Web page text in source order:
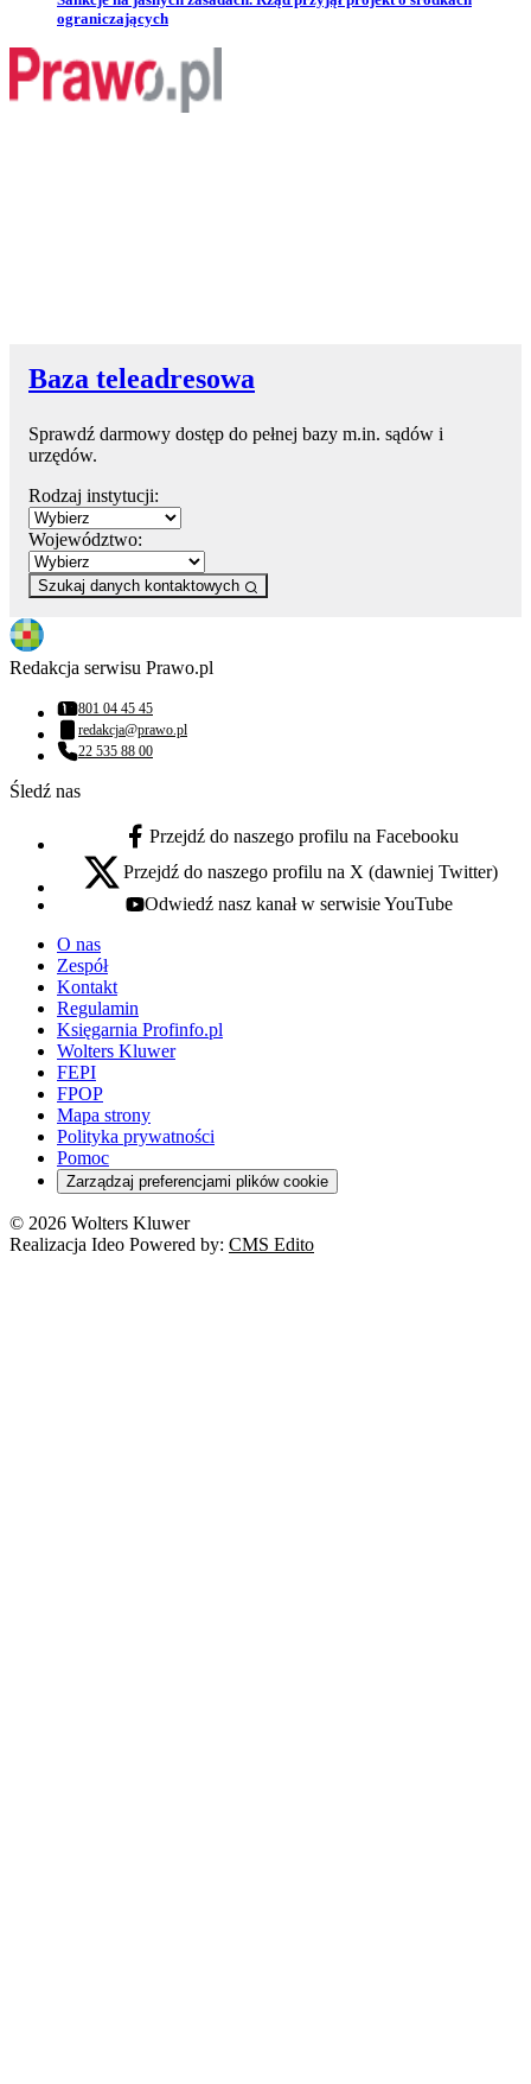
ograniczających
Baza teleadresowa
Sprawdź darmowy dostęp do pełnej bazy m.in. sądów i
urzędów.
Rodzaj instytucji:
Województwo:
Szukaj danych kontaktowych
Redakcja serwisu Prawo.pl
Numer telefonu:
801 04 45 45
Adres email:
redakcja@prawo.pl
Numer telefonu:
22 535 88 00
Śledź nas
facebook - otwiera się w nowej karcie
Przejdź do naszego profilu na Facebooku
x - otwiera się w nowej karcie
Przejdź do naszego profilu na X (dawniej Twitter)
youtube - otwiera się w nowej karcie
Odwiedź nasz kanał w serwisie YouTube
O nas
Zespół
Kontakt
Regulamin
Księgarnia Profinfo.pl
Wolters Kluwer
FEPI
FPOP
Mapa strony
Polityka prywatności
Pomoc
Zarządzaj preferencjami plików cookie
© 2026 Wolters Kluwer
Realizacja Ideo Powered by: CMS Edito